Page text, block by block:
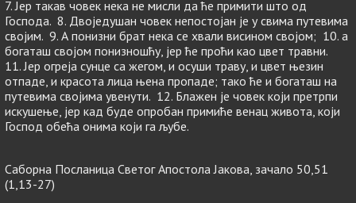
7. Јер такав човек нека не мисли да ће примити што од
Господа. 8. Двоједушан човек непостојан је у свима путевима
својим. 9. А понизни брат нека се хвали висином својом; 10. а
богаташ својом понизношћу, јер ће проћи као цвет травни.
11. Јер огреја сунце са жегом, и осуши траву, и цвет њезин
отпаде, и красота лица њена пропаде; тако ће и богаташ на
путевима својима увенути. 12. Блажен је човек који претрпи
искушење, јер кад буде опробан примиће венац живота, који
Господ обећа онима који га љубе.
Саборна Посланица Светог Апостола Јакова, зачало 50,51
(1,13-27)